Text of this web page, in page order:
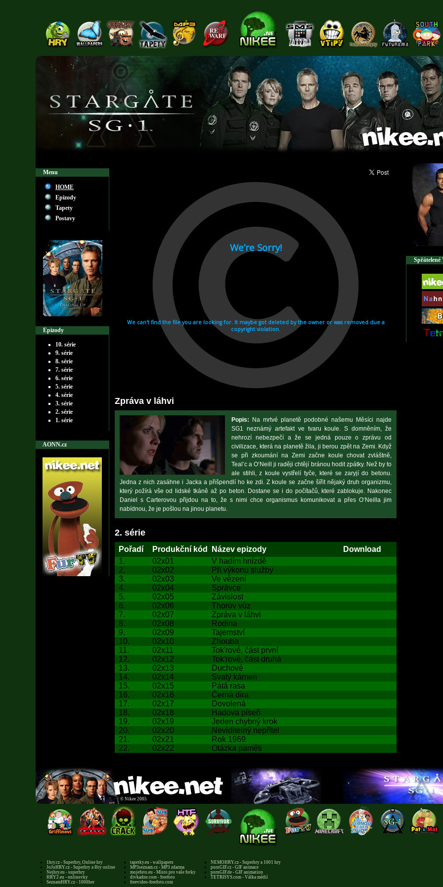
Menu
HOME
Epizody
Tapety
Postavy
Epizody
10. série
9. série
8. série
7. série
6. série
5. série
4. série
3. série
2. série
1. série
AONN.cz
Zpráva v láhvi
Popis: Na mrtvé planetě podobné našemu Měsíci najde
SG1 neznámý artefakt ve tvaru koule. S domněním, že
nehrozí nebezpečí a že se jedná pouze o zprávu od
civilizace, která na planetě žila, ji berou zpět na Zemi. Když
se při zkoumání na Zemi začne koule chovat zvláštně,
Teal’c a O‘Neill ji raději chtějí bránou hodit zpátky. Než by to
ale stihli, z koule vystřelí tyče, které se zaryjí do betonu.
Jedna z nich zasáhne i Jacka a přišpendlí ho ke zdi. Z koule se začne šířit nějaký druh organizmu,
který požírá vše od lidské tkáně až po beton. Dostane se i do počítačů, které zablokuje. Nakonec
Daniel s Carterovou přijdou na to, že s nimi chce organismus komunikovat a přes O‘Neilla jim
nabídnou, že je pošlou na jinou planetu.
2. série
Pořadí Produkční kód Název epizody
Download
1.
02x01
V hadím hnízdě
2.
02x02
Při výkonu služby
3.
02x03
Ve vězení
4.
02x04
Správce
5.
02x05
Závislost
6.
02x06
Thorův vůz
7.
02x07
Zpráva v láhvi
8.
02x08
Rodina
9.
02x09
Tajemství
10.
02x10
Zhouba
11.
02x11
Tok'rové, část první
12.
02x12
Tok'rové, část druhá
13.
02x13
Duchové
14.
02x14
Svatý kámen
15.
02x15
Pátá rasa
16.
02x16
Černá díra
17.
02x17
Dovolená
18.
02x18
Hadova píseň
19.
02x19
Jeden chybný krok
20.
02x20
Neviditelný nepřítel
21.
02x21
Rok 1969
22.
02x22 Otázka paměti
Spřátelené
© Nikee 2005
1hry.cz - Superhry, Online hry
JoJoHRY.cz - Superhry a Hry online
Nejhry.eu - superhry
HRY2.eu - onlinovky
SeznamHRY.cz - 1000her
tapetky.eu - wallpapers
MP3seznam.cz - MP3 zdarma
mojefoto.eu - Místo pro vaše fotky
divkadne.com - freefoto
freevideo-freefoto.com
NEMOHRY.cz - Superhry a 1001 hry
pornGIF.cz - GIF animace
pornGIF.de - GIF animation
TETRISYS.com - Válka médií